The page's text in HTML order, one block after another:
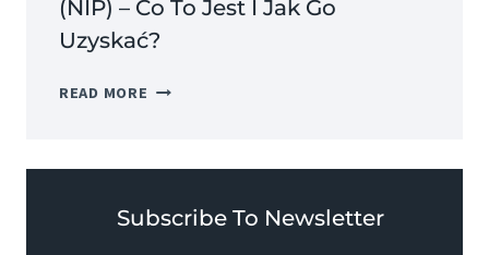
(NIP) – Co To Jest I Jak Go
Uzyskać?
READ MORE NUMER
CO
Subscribe To Newsletter